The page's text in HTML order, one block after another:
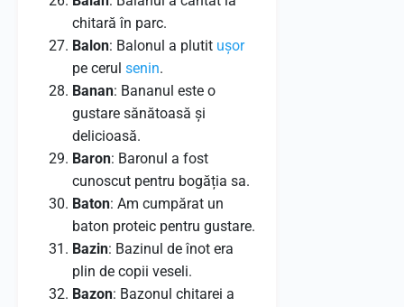
chitară în parc.
Balon: Balonul a plutit ușor
pe cerul senin.
Banan: Bananul este o
gustare sănătoasă și
delicioasă.
Baron: Baronul a fost
cunoscut pentru bogăția sa.
Baton: Am cumpărat un
baton proteic pentru gustare.
Bazin: Bazinul de înot era
plin de copii veseli.
Bazon: Bazonul chitarei a